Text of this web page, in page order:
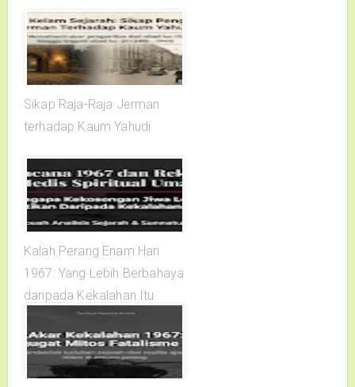
Sikap Raja-Raja Jerman
terhadap Kaum Yahudi
Kalah Perang Enam Hari
1967: Yang Lebih Berbahaya
daripada Kekalahan Itu